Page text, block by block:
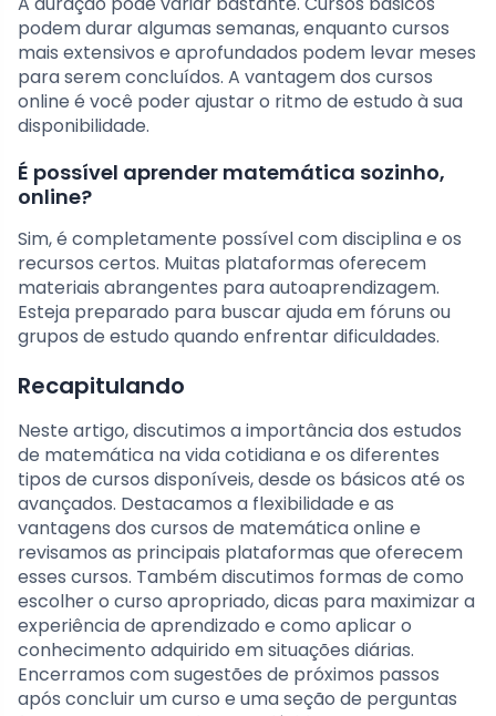
podem durar algumas semanas, enquanto cursos
mais extensivos e aprofundados podem levar meses
para serem concluídos. A vantagem dos cursos
online é você poder ajustar o ritmo de estudo à sua
disponibilidade.
É possível aprender matemática sozinho,
online?
Sim, é completamente possível com disciplina e os
recursos certos. Muitas plataformas oferecem
materiais abrangentes para autoaprendizagem.
Esteja preparado para buscar ajuda em fóruns ou
grupos de estudo quando enfrentar dificuldades.
Recapitulando
Neste artigo, discutimos a importância dos estudos
de matemática na vida cotidiana e os diferentes
tipos de cursos disponíveis, desde os básicos até os
avançados. Destacamos a flexibilidade e as
vantagens dos cursos de matemática online e
revisamos as principais plataformas que oferecem
esses cursos. Também discutimos formas de como
escolher o curso apropriado, dicas para maximizar a
experiência de aprendizado e como aplicar o
conhecimento adquirido em situações diárias.
Encerramos com sugestões de próximos passos
após concluir um curso e uma seção de perguntas